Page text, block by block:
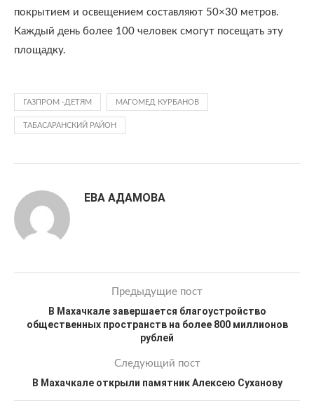
покрытием и освещением составляют 50×30 метров.
Каждый день более 100 человек смогут посещать эту
площадку.
ГАЗПРОМ -ДЕТЯМ МАГОМЕД КУРБАНОВ
ТАБАСАРАНСКИЙ РАЙОН
ЕВА АДАМОВА
Предыдущие пост
В Махачкале завершается благоустройство
общественных пространств на более 800 миллионов
рублей
Следующий пост
В Махачкале открыли памятник Алексею Суханову